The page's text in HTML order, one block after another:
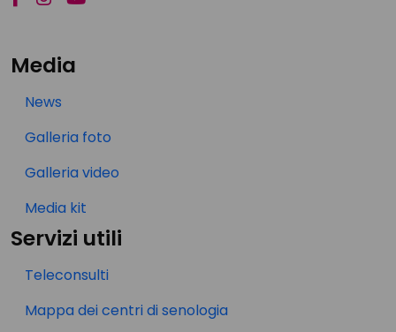
Media
News
Galleria foto
Galleria video
Media kit
Servizi utili
Teleconsulti
Mappa dei centri di senologia